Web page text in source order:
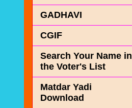
GADHAVI
CGIF
Search Your Name in
the Voter's List
Matdar Yadi
Download